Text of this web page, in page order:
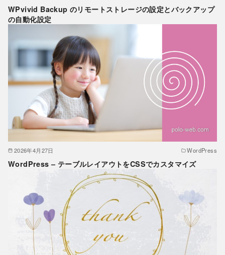
WPvivid Backup のリモートストレージの設定とバックアップ
の自動化設定
2026年4月27日 WordPress
WordPress – テーブルレイアウトをCSSでカスタマイズ